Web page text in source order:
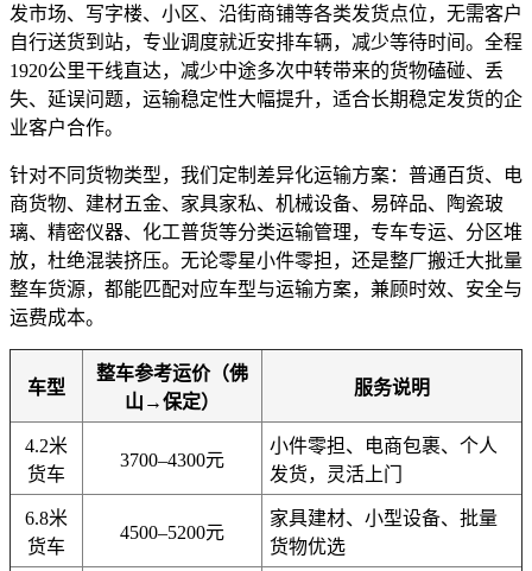
发市场、写字楼、小区、沿街商铺等各类发货点位，无需客户
自行送货到站，专业调度就近安排车辆，减少等待时间。全程
1920公里干线直达，减少中途多次中转带来的货物磕碰、丢
失、延误问题，运输稳定性大幅提升，适合长期稳定发货的企
业客户合作。
针对不同货物类型，我们定制差异化运输方案：普通百货、电
商货物、建材五金、家具家私、机械设备、易碎品、陶瓷玻
璃、精密仪器、化工普货等分类运输管理，专车专运、分区堆
放，杜绝混装挤压。无论零星小件零担，还是整厂搬迁大批量
整车货源，都能匹配对应车型与运输方案，兼顾时效、安全与
运费成本。
车型
整车参考运价（佛
山→保定）
服务说明
4.2米
货车
3700–4300元
小件零担、电商包裹、个人
发货，灵活上门
6.8米
货车
4500–5200元
家具建材、小型设备、批量
货物优选